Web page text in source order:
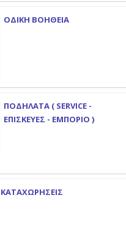
ΟΔΙΚΗ ΒΟΗΘΕΙΑ
ΠΟΔΗΛΑΤΑ ( SERVICE -
ΕΠΙΣΚΕΥΕΣ - ΕΜΠΟΡΙΟ )